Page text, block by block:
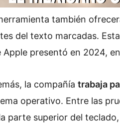
también
del texto marcadas.
Apple presentó en 2024,
la compañía trabaja
operativo. Entre las
parte superior del